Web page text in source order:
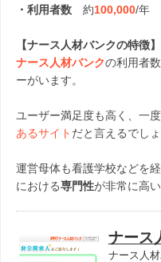
・利用者数約100,000/年
【ナース人材バンクの特徴】
ナース人材バンクの利用者
ーがいます。
ユーザー満足度も高く、一
あるサイト だと言えるでしょ
運営母体も看護学校などを
における専門性が非常に高
ナース
ナース人